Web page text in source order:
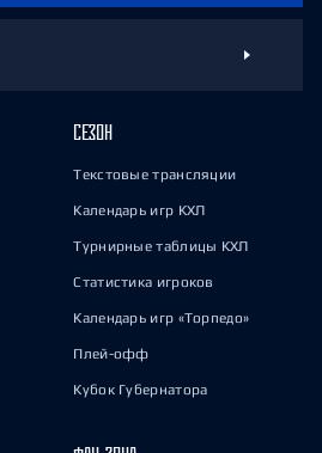
СЕЗОН
Текстовые трансляции
Календарь игр КХЛ
Турнирные таблицы КХЛ
Статистика игроков
Календарь игр «Торпедо»
Плей-офф
Кубок Губернатора